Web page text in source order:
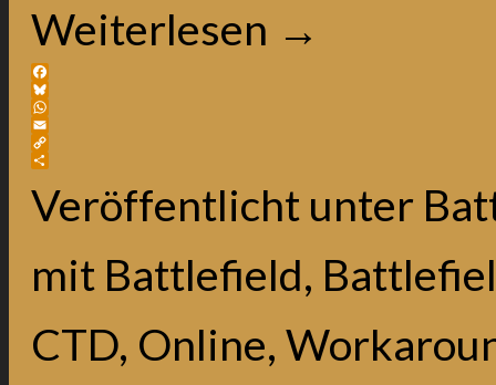
Weiterlesen →
Facebook
Bluesky
WhatsApp
Email
Copy
Link
Teilen
Veröffentlicht unter
mit Battlefield,
CTD, Online,